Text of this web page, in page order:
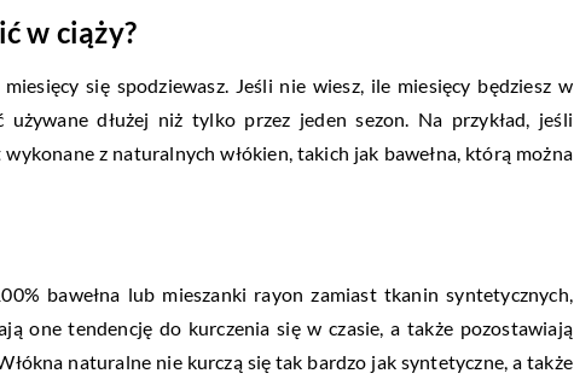
w ciąży?
się spodziewasz. Jeśli nie wiesz, ile miesięcy będziesz w
dłużej niż tylko przez jeden sezon. Na przykład, jeśli
z naturalnych włókien, takich jak bawełna, którą można
bawełna lub mieszanki rayon zamiast tkanin syntetycznych,
one tendencję do kurczenia się w czasie, a także pozostawiają
naturalne nie kurczą się tak bardzo jak syntetyczne, a także